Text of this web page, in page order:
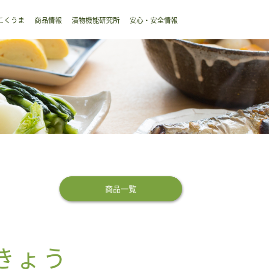
くうま 商品情報 漬物機能研究所 安心・安全情報
商品一覧
ょう